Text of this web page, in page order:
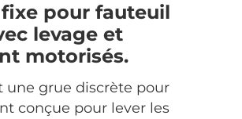
pour fauteuil
levage et
motorisés.
une grue discrète pour
conçue pour lever les